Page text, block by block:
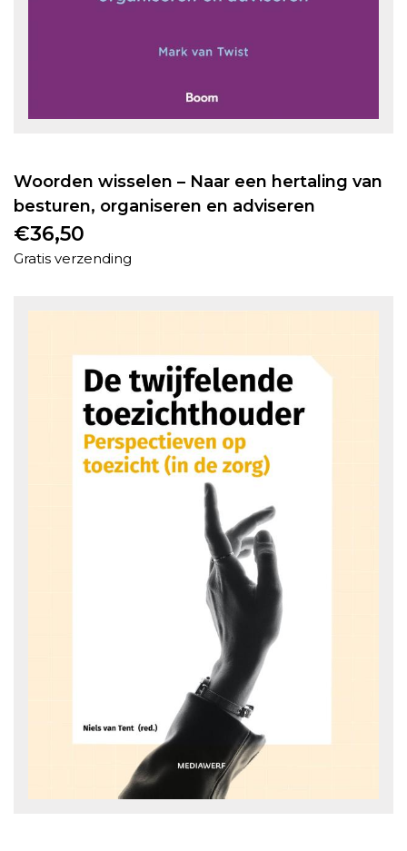
Woorden wisselen – Naar een hertaling van
besturen, organiseren en adviseren
€36,50
Gratis verzending